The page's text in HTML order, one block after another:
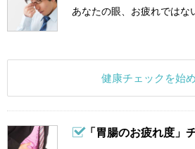
あなたの眼、お疲れではな
健康チェックを始
「胃腸のお疲れ度」